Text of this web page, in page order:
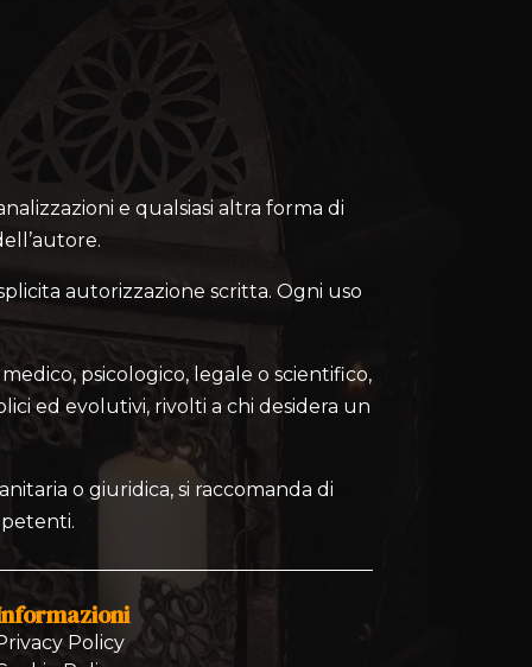
e qualsiasi altra forma di
autorizzazione scritta. Ogni uso
psicologico, legale o scientifico,
ed evolutivi, rivolti a chi desidera un
o giuridica, si raccomanda di
Policy